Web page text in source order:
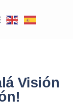
Visión